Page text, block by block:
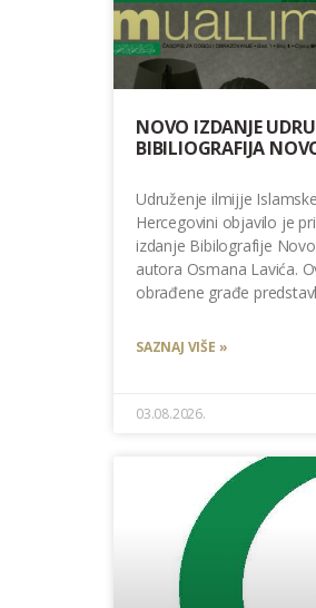
NOVO IZDANJE
BIBILIOGRAFIJA
Udruženje ilmijje
Hercegovini objavilo je
izdanje Bibilografije
autora Osmana Lavića.
obrađene građe
SAZNAJ VIŠE »
03.08.2026.